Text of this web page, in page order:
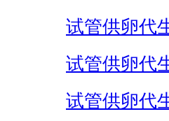
试管供卵代
试管供卵代
试管供卵代